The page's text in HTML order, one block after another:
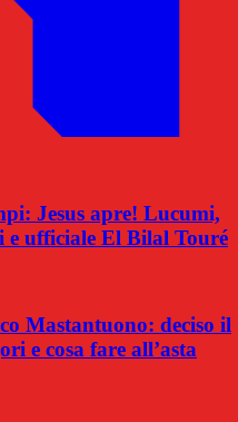
Jesus apre! Lucumi,
ufficiale El Bilal Touré
Mastantuono: deciso il
e cosa fare all’asta